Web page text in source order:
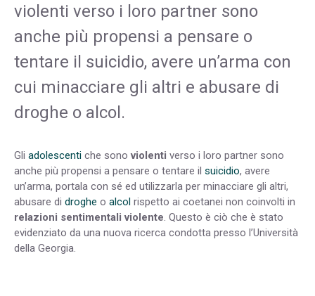
violenti verso i loro partner sono
anche più propensi a pensare o
tentare il suicidio, avere un’arma con
cui minacciare gli altri e abusare di
droghe o alcol.
Gli adolescenti che sono violenti verso i loro partner sono
anche più propensi a pensare o tentare il suicidio, avere
un’arma, portala con sé ed utilizzarla per minacciare gli altri,
abusare di droghe o alcol rispetto ai coetanei non coinvolti in
relazioni sentimentali violente. Questo è ciò che è stato
evidenziato da una nuova ricerca condotta presso l’Università
della Georgia.